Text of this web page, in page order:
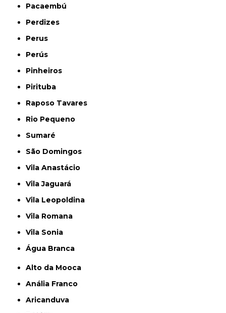
Pacaembú
Perdizes
Perus
Perús
Pinheiros
Pirituba
Raposo Tavares
Rio Pequeno
Sumaré
São Domingos
Vila Anastácio
Vila Jaguará
Vila Leopoldina
Vila Romana
Vila Sonia
Água Branca
Alto da Mooca
Anália Franco
Aricanduva